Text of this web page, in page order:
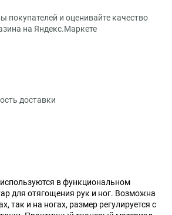
доставки
в функциональном
для отягощения рук и ног. Возможна
так и на ногах, размер регулируется с